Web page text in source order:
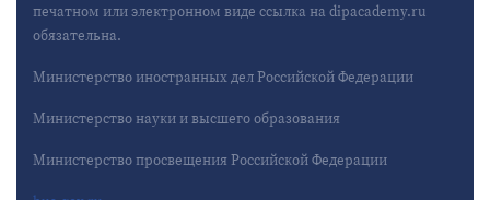
печатном или электронном виде ссылка на dipacademy.ru
обязательна.
Министерство иностранных дел Российской Федерации
Министерство науки и высшего образования
Министерство просвещения Российской Федерации